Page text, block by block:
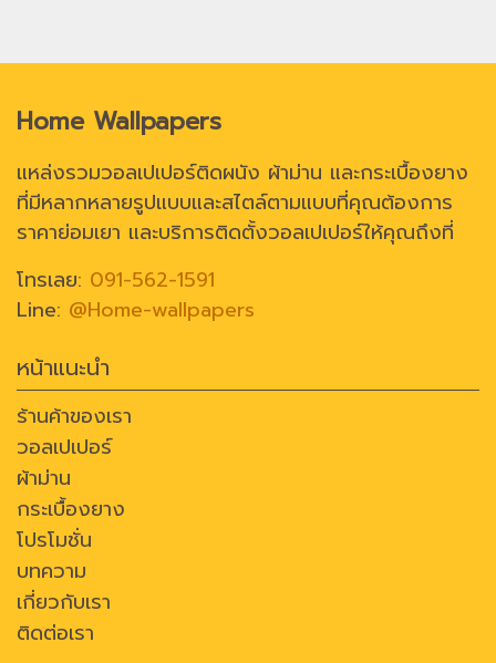
Home Wallpapers
แหล่งรวมวอลเปเปอร์ติดผนัง ผ้าม่าน และกระเบื้องยาง
ที่มีหลากหลายรูปแบบและสไตล์ตามแบบที่คุณต้องการ
ราคาย่อมเยา และบริการติดตั้งวอลเปเปอร์ให้คุณถึงที่
โทรเลย: 091-562-1591
Line: @Home-wallpapers
หน้าแนะนำ
ร้านค้าของเรา
วอลเปเปอร์
ผ้าม่าน
กระเบื้องยาง
โปรโมชั่น
บทความ
เกี่ยวกับเรา
ติดต่อเรา